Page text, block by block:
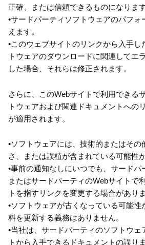
正確、または信頼できるものになります
•サードパーティソフトウェアのパフ
えます。
•このウェブサイトのリンクから入手し
トウェアのダウンロードに関連してエ
した場合、それらは修正されます。
さらに、このWebサイトで利用できる
トウェアおよび関連ドキュメントへの
が適用されます。
•ソフトウェアには、技術的またはその
さ、または誤植が含まれている可能性
•事前の通知なしにいつでも、サードパ
またはサードパーティのWebサイトで
トを指すリンクを変更する場合がありま
•ソフトウェアが古くなっている可能性
料を更新する義務はありません。
•当社は、サードパーティのソフトウェ
トから入手できるドキュメントの誤り